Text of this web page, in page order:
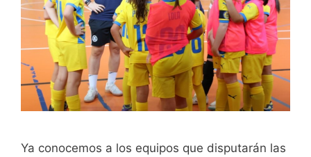
Ya conocemos a los equipos que disputarán las